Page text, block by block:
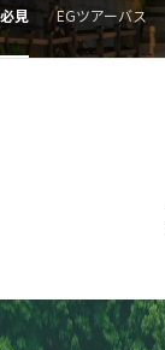
必見 EGツアーバス